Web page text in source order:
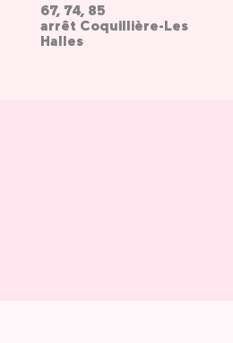
67, 74, 85
arrêt Coquillière-Les
Halles